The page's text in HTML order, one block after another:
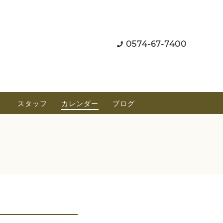
0574-67-7400
スタッフ カレンダー ブログ